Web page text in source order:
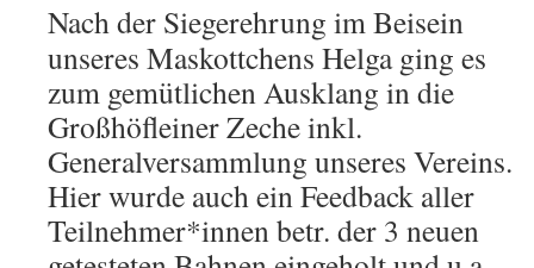
Nach der Siegerehrung im Beisein
unseres Maskottchens Helga ging es
zum gemütlichen Ausklang in die
Großhöfleiner Zeche inkl.
Generalversammlung unseres Vereins.
Hier wurde auch ein Feedback aller
Teilnehmer*innen betr. der 3 neuen